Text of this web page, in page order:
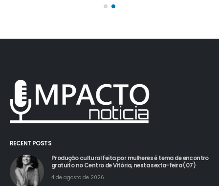
RECENT POSTS
Produção cultural feita por mulheres é tema de encontro
gratuito no Centro de Vitória, nesta sexta-feira (07)
4 de agosto de 2026